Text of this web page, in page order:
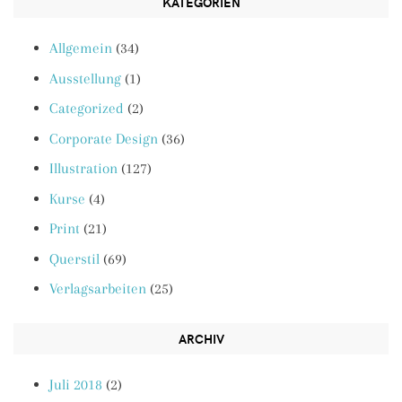
Allgemein (34)
Ausstellung (1)
Categorized (2)
Corporate Design (36)
Illustration (127)
Kurse (4)
Print (21)
Querstil (69)
Verlagsarbeiten (25)
ARCHIV
Juli 2018 (2)